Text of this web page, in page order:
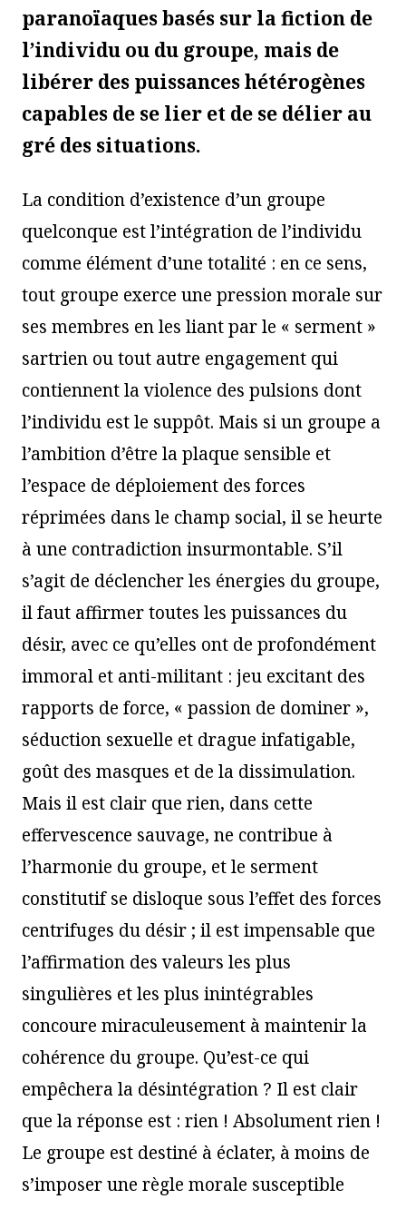
paranoïaques basés sur la fiction de
l’individu ou du groupe, mais de
libérer des puissances hétérogènes
capables de se lier et de se délier au
gré des situations.
La condition d’existence d’un groupe
quelconque est l’intégration de l’individu
comme élément d’une totalité : en ce sens,
tout groupe exerce une pression morale sur
ses membres en les liant par le « serment »
sartrien ou tout autre engagement qui
contiennent la violence des pulsions dont
l’individu est le suppôt. Mais si un groupe a
l’ambition d’être la plaque sensible et
l’espace de déploiement des forces
réprimées dans le champ social, il se heurte
à une contradiction insurmontable. S’il
s’agit de déclencher les énergies du groupe,
il faut affirmer toutes les puissances du
désir, avec ce qu’elles ont de profondément
immoral et anti-militant : jeu excitant des
rapports de force, « passion de dominer »,
séduction sexuelle et drague infatigable,
goût des masques et de la dissimulation.
Mais il est clair que rien, dans cette
effervescence sauvage, ne contribue à
l’harmonie du groupe, et le serment
constitutif se disloque sous l’effet des forces
centrifuges du désir ; il est impensable que
l’affirmation des valeurs les plus
singulières et les plus inintégrables
concoure miraculeusement à maintenir la
cohérence du groupe. Qu’est-ce qui
empêchera la désintégration ? Il est clair
que la réponse est : rien ! Absolument rien !
Le groupe est destiné à éclater, à moins de
s’imposer une règle morale susceptible